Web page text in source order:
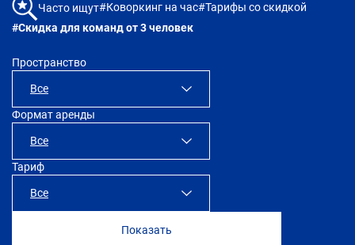
Часто ищут#Коворкинг на час#Тарифы со скидкой
#Скидка для команд от 3 человек
Пространство
Все
SOK Достоевский
Формат аренды
Все
Все
Тариф
Все